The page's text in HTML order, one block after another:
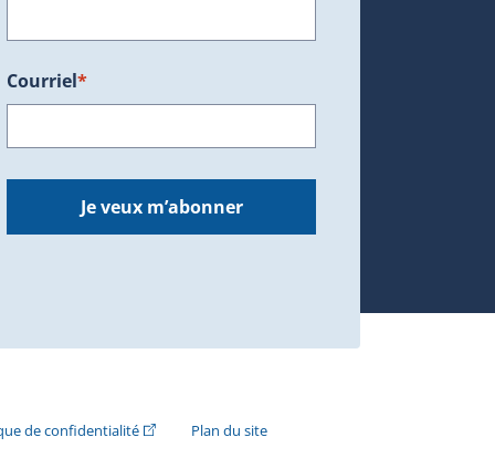
Courriel*
Je veux m’abonner
s'ouvrira dans une nouvelle fenêtre.)
de confidentialité(Cet hyperlien externe s'ouvrira dans une nouvelle
Plan du site